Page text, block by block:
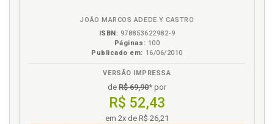
JOÃO MARCOS ADEDE Y CASTRO
ISBN: 978853622982-9
Páginas: 100
Publicado em: 16/06/2010
VERSÃO IMPRESSA
de R$ 69,90* por
R$ 52,43
em 2x de R$ 26,21